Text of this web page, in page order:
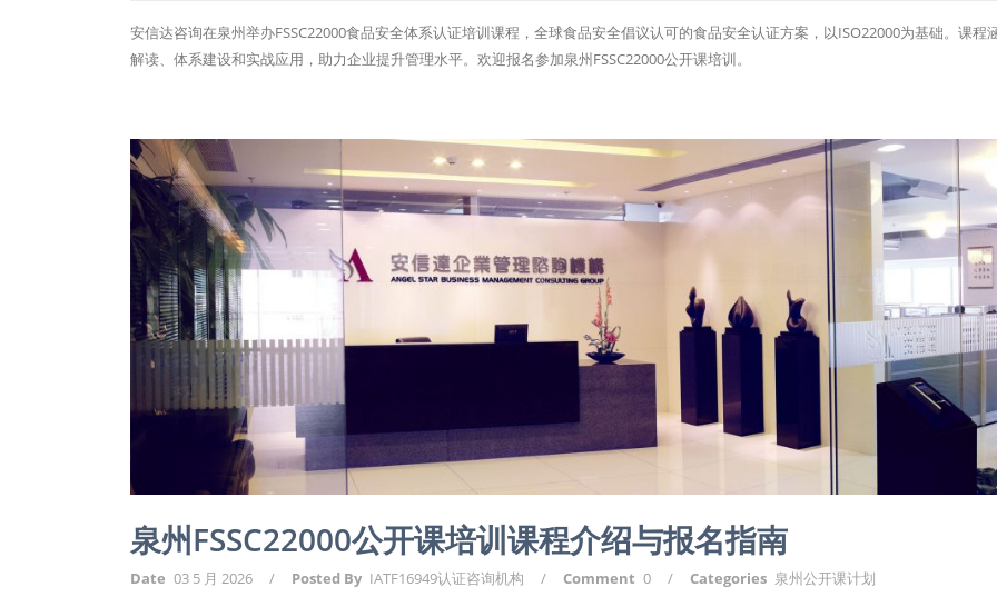
安信达咨询在泉州举办FSSC22000食品安全体系认证培训课程，全球食品安全倡议认可的食品安全认证方案，以ISO22000为基础。课程
解读、体系建设和实战应用，助力企业提升管理水平。欢迎报名参加泉州FSSC22000公开课培训。
泉州FSSC22000公开课培训课程介绍与报名指南
Date 03 5 月 2026 / Posted By IATF16949认证咨询机构 / Comment 0 / Categories 泉州公开课计划